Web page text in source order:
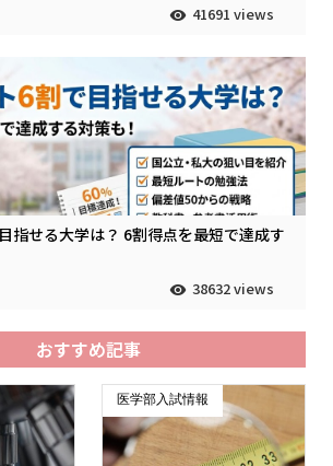
41691 views
指せる大学は？ 6割得点を最短で達成す
38632 views
おすすめ記事
医学部入試情報